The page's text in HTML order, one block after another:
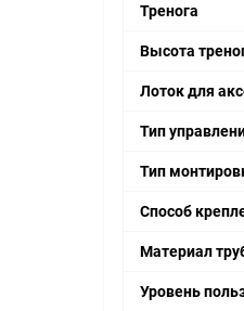
Тренога
Высота
Лоток для
Тип
Тип
Способ
Материал
Уровень